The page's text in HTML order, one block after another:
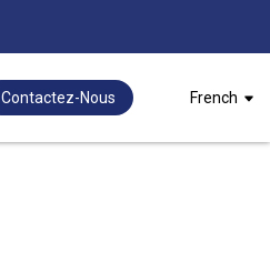
Contactez-Nous French